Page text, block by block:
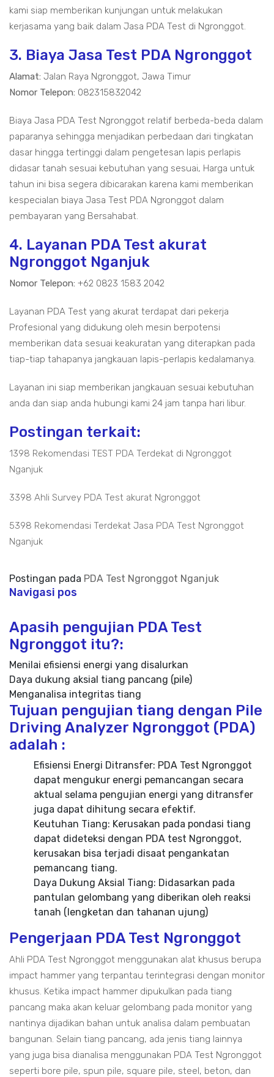
kami siap memberikan kunjungan untuk melakukan
kerjasama yang baik dalam Jasa PDA Test di Ngronggot.
3. Biaya Jasa Test PDA Ngronggot
Alamat: Jalan Raya Ngronggot, Jawa Timur
Nomor Telepon: 082315832042
Biaya Jasa PDA Test Ngronggot relatif berbeda-beda dalam
paparanya sehingga menjadikan perbedaan dari tingkatan
dasar hingga tertinggi dalam pengetesan lapis perlapis
didasar tanah sesuai kebutuhan yang sesuai, Harga untuk
tahun ini bisa segera dibicarakan karena kami memberikan
kespecialan biaya Jasa Test PDA Ngronggot dalam
pembayaran yang Bersahabat.
4. Layanan PDA Test akurat
Ngronggot Nganjuk
Nomor Telepon: +62 0823 1583 2042
Layanan PDA Test yang akurat terdapat dari pekerja
Profesional yang didukung oleh mesin berpotensi
memberikan data sesuai keakuratan yang diterapkan pada
tiap-tiap tahapanya jangkauan lapis-perlapis kedalamanya.
Layanan ini siap memberikan jangkauan sesuai kebutuhan
anda dan siap anda hubungi kami 24 jam tanpa hari libur.
Postingan terkait:
1398 Rekomendasi TEST PDA Terdekat di Ngronggot
Nganjuk
3398 Ahli Survey PDA Test akurat Ngronggot
5398 Rekomendasi Terdekat Jasa PDA Test Ngronggot
Nganjuk
Postingan pada PDA Test Ngronggot Nganjuk
Navigasi pos
Apasih pengujian PDA Test
Ngronggot itu?:
Menilai efisiensi energi yang disalurkan
Daya dukung aksial tiang pancang (pile)
Menganalisa integritas tiang
Tujuan pengujian tiang dengan Pile
Driving Analyzer Ngronggot (PDA)
adalah :
Efisiensi Energi Ditransfer: PDA Test Ngronggot
dapat mengukur energi pemancangan secara
aktual selama pengujian energi yang ditransfer
juga dapat dihitung secara efektif.
Keutuhan Tiang: Kerusakan pada pondasi tiang
dapat dideteksi dengan PDA test Ngronggot,
kerusakan bisa terjadi disaat pengankatan
pemancang tiang.
Daya Dukung Aksial Tiang: Didasarkan pada
pantulan gelombang yang diberikan oleh reaksi
tanah (lengketan dan tahanan ujung)
Pengerjaan PDA Test Ngronggot
Ahli PDA Test Ngronggot menggunakan alat khusus berupa
impact hammer yang terpantau terintegrasi dengan monitor
khusus. Ketika impact hammer dipukulkan pada tiang
pancang maka akan keluar gelombang pada monitor yang
nantinya dijadikan bahan untuk analisa dalam pembuatan
bangunan. Selain tiang pancang, ada jenis tiang lainnya
yang juga bisa dianalisa menggunakan PDA Test Ngronggot
seperti bore pile, spun pile, square pile, steel, beton, dan